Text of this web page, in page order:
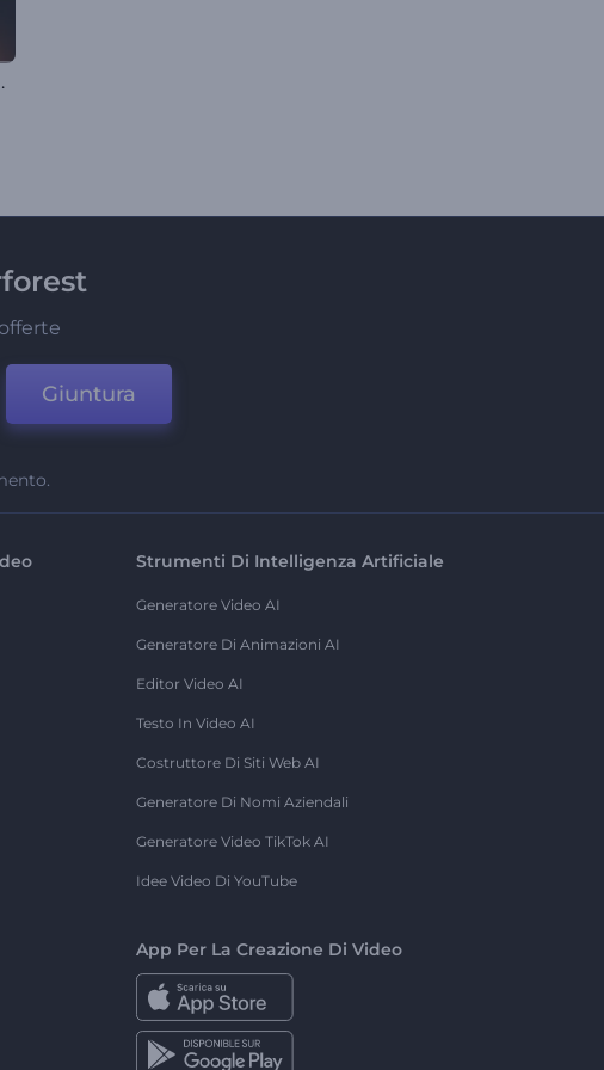
del prodotto
Giuntura
Strumenti Di Intelligenza Artificiale
Generatore Video AI
Generatore Di Animazioni AI
Editor Video AI
Testo In Video AI
Costruttore Di Siti Web AI
Generatore Di Nomi Aziendali
Generatore Video TikTok AI
Idee Video Di YouTube
App Per La Creazione Di Video